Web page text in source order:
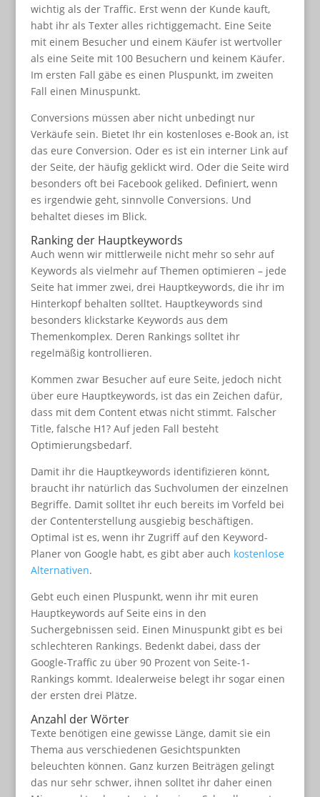
wichtig als der Traffic. Erst wenn der Kunde kauft,
habt ihr als Texter alles richtiggemacht. Eine Seite
mit einem Besucher und einem Käufer ist wertvoller
als eine Seite mit 100 Besuchern und keinem Käufer.
Im ersten Fall gäbe es einen Pluspunkt, im zweiten
Fall einen Minuspunkt.
Conversions müssen aber nicht unbedingt nur
Verkäufe sein. Bietet Ihr ein kostenloses e-Book an, ist
das eure Conversion. Oder es ist ein interner Link auf
der Seite, der häufig geklickt wird. Oder die Seite wird
besonders oft bei Facebook geliked. Definiert, wenn
es irgendwie geht, sinnvolle Conversions. Und
behaltet dieses im Blick.
Ranking der Hauptkeywords
Auch wenn wir mittlerweile nicht mehr so sehr auf
Keywords als vielmehr auf Themen optimieren – jede
Seite hat immer zwei, drei Hauptkeywords, die ihr im
Hinterkopf behalten solltet. Hauptkeywords sind
besonders klickstarke Keywords aus dem
Themenkomplex. Deren Rankings solltet ihr
regelmäßig kontrollieren.
Kommen zwar Besucher auf eure Seite, jedoch nicht
über eure Hauptkeywords, ist das ein Zeichen dafür,
dass mit dem Content etwas nicht stimmt. Falscher
Title, falsche H1? Auf jeden Fall besteht
Optimierungsbedarf.
Damit ihr die Hauptkeywords identifizieren könnt,
braucht ihr natürlich das Suchvolumen der einzelnen
Begriffe. Damit solltet ihr euch bereits im Vorfeld bei
der Contenterstellung ausgiebig beschäftigen.
Optimal ist es, wenn ihr Zugriff auf den Keyword-
Planer von Google habt, es gibt aber auch kostenlose
Alternativen.
Gebt euch einen Pluspunkt, wenn ihr mit euren
Hauptkeywords auf Seite eins in den
Suchergebnissen seid. Einen Minuspunkt gibt es bei
schlechteren Rankings. Bedenkt dabei, dass der
Google-Traffic zu über 90 Prozent von Seite-1-
Rankings kommt. Idealerweise belegt ihr sogar einen
der ersten drei Plätze.
Anzahl der Wörter
Texte benötigen eine gewisse Länge, damit sie ein
Thema aus verschiedenen Gesichtspunkten
beleuchten können. Ganz kurzen Beiträgen gelingt
das nur sehr schwer, ihnen solltet ihr daher einen